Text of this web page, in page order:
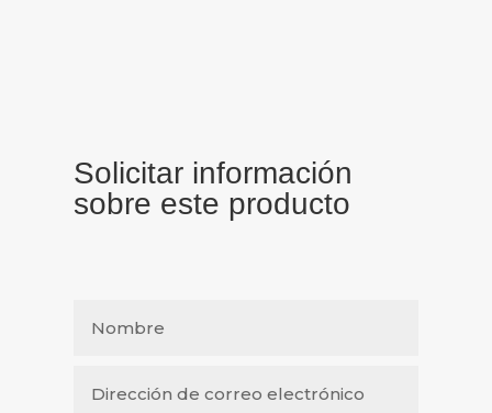
Solicitar información
sobre este producto